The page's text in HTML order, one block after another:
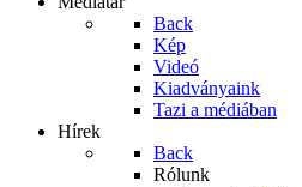
Back
Kép
Videó
Kiadványaink
Tazi a médiában
Hírek
Back
Rólunk